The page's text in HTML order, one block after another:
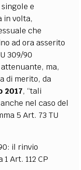
e
in volta,
che
ad ora asserito
309/90
ma,
di merito, da
2017, “tali
nel caso del
5 Art. 73 TU
il rinvio
Art. 112 CP